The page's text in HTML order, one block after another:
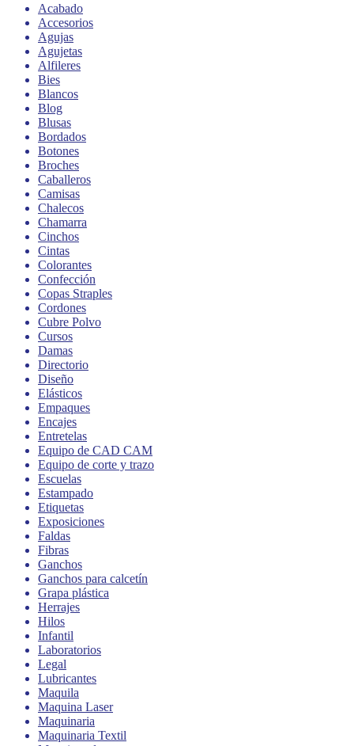
Acabado
Accesorios
Agujas
Agujetas
Alfileres
Bies
Blancos
Blog
Blusas
Bordados
Botones
Broches
Caballeros
Camisas
Chalecos
Chamarra
Cinchos
Cintas
Colorantes
Confección
Copas Straples
Cordones
Cubre Polvo
Cursos
Damas
Directorio
Diseño
Elásticos
Empaques
Encajes
Entretelas
Equipo de CAD CAM
Equipo de corte y trazo
Escuelas
Estampado
Etiquetas
Exposiciones
Faldas
Fibras
Ganchos
Ganchos para calcetín
Grapa plástica
Herrajes
Hilos
Infantil
Laboratorios
Legal
Lubricantes
Maquila
Maquina Laser
Maquinaria
Maquinaria Textil